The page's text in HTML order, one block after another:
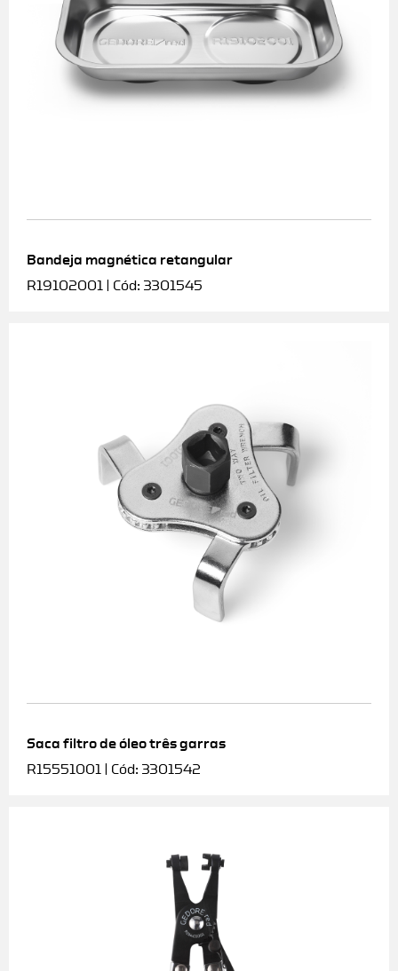
Bandeja magnética retangular
R19102001 | Cód: 3301545
Saca filtro de óleo três garras
R15551001 | Cód: 3301542